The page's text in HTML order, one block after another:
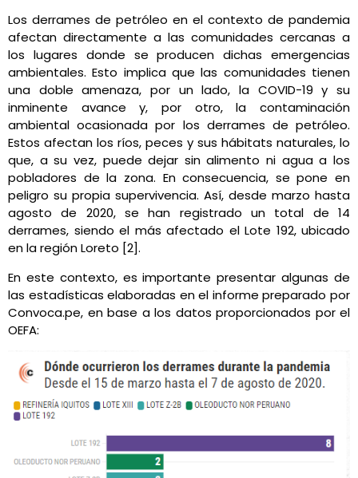
Los derrames de petróleo en el contexto de pandemia
afectan directamente a las comunidades cercanas a
los lugares donde se producen dichas emergencias
ambientales. Esto implica que las comunidades tienen
una doble amenaza, por un lado, la COVID-19 y su
inminente avance y, por otro, la contaminación
ambiental ocasionada por los derrames de petróleo.
Estos afectan los ríos, peces y sus hábitats naturales, lo
que, a su vez, puede dejar sin alimento ni agua a los
pobladores de la zona. En consecuencia, se pone en
peligro su propia supervivencia. Así, desde marzo hasta
agosto de 2020, se han registrado un total de 14
derrames, siendo el más afectado el Lote 192, ubicado
en la región Loreto [2].
En este contexto, es importante presentar algunas de
las estadísticas elaboradas en el informe preparado por
Convoca.pe, en base a los datos proporcionados por el
OEFA: